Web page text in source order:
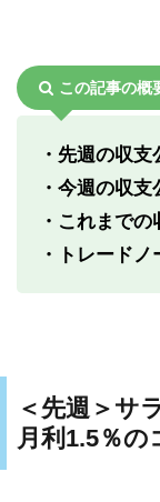
この記事の概
・先週の収支
・今週の収支
・これまでの
・トレードノ
＜先週＞サ
月利1.5％の